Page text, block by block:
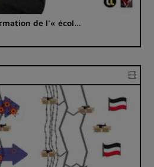
de l'« écol…